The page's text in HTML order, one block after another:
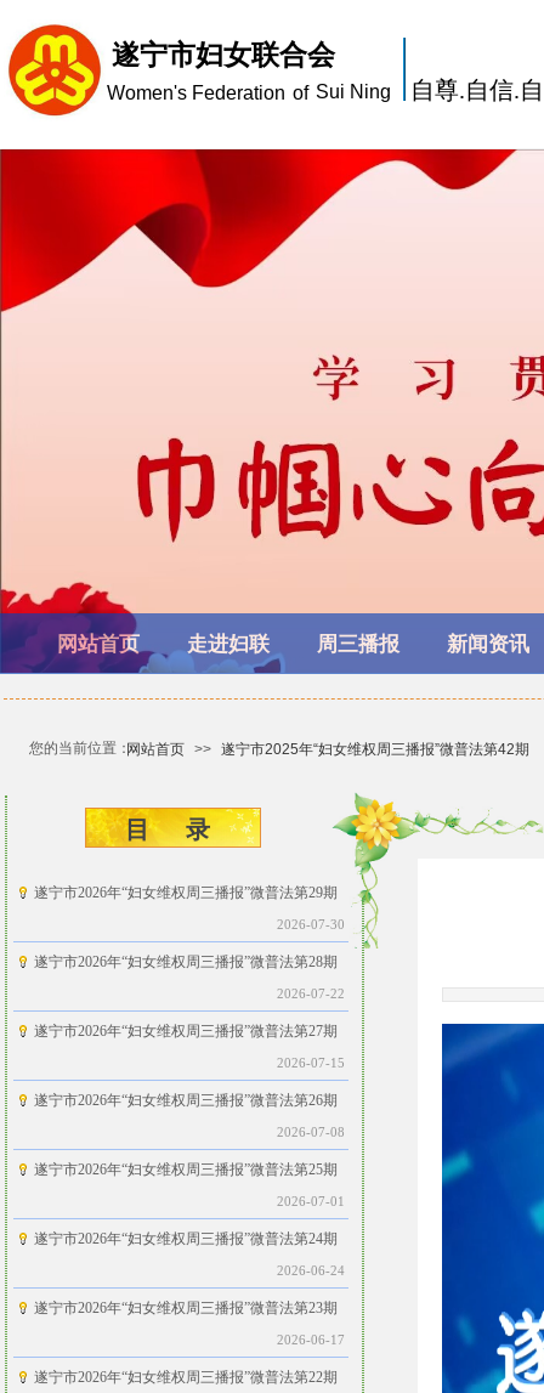
Women's Federation
遂宁市妇女联合会
of Sui Ning 自尊.自信.
网站首页 走进妇联 周三播报 新闻资讯
您的当前位置：网站首页 >> 遂宁市2025年“妇女维权周三播报”微普法第42期
目 ​​录
遂宁市2026年“妇女维权周三播报”微普法第29期
2026-07-30
遂宁市2026年“妇女维权周三播报”微普法第28期
2026-07-22
遂宁市2026年“妇女维权周三播报”微普法第27期
2026-07-15
遂宁市2026年“妇女维权周三播报”微普法第26期
2026-07-08
遂宁市2026年“妇女维权周三播报”微普法第25期
2026-07-01
遂宁市2026年“妇女维权周三播报”微普法第24期
2026-06-24
遂宁市2026年“妇女维权周三播报”微普法第23期
2026-06-17
遂宁市2026年“妇女维权周三播报”微普法第22期